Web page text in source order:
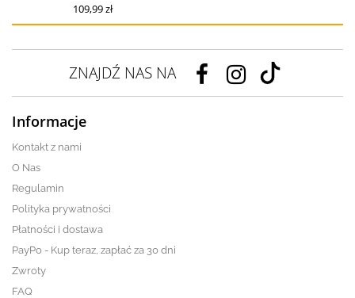
109,99 zł
ZNAJDŹ NAS NA
Informacje
Kontakt z nami
O Nas
Regulamin
Polityka prywatności
Płatności i dostawa
PayPo - Kup teraz, zapłać za 30 dni
Zwroty
FAQ